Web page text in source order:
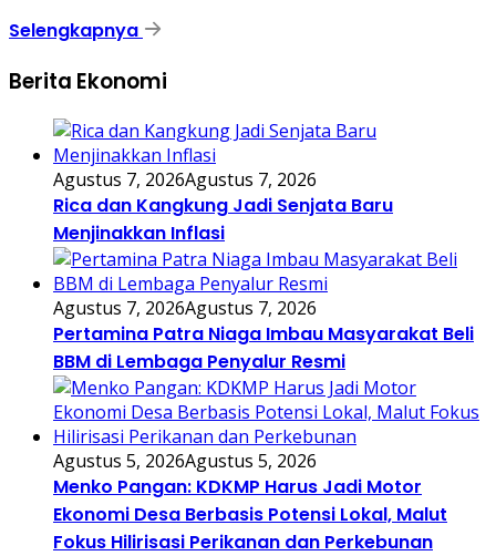
Selengkapnya
Berita Ekonomi
Agustus 7, 2026Agustus 7, 2026
Rica dan Kangkung Jadi Senjata Baru
Menjinakkan Inflasi
Agustus 7, 2026Agustus 7, 2026
Pertamina Patra Niaga Imbau Masyarakat Beli
BBM di Lembaga Penyalur Resmi
Agustus 5, 2026Agustus 5, 2026
Menko Pangan: KDKMP Harus Jadi Motor
Ekonomi Desa Berbasis Potensi Lokal, Malut
Fokus Hilirisasi Perikanan dan Perkebunan